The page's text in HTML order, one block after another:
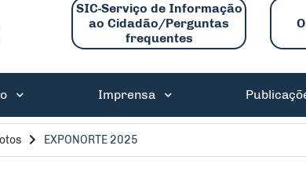
SIC-Serviço de Informação
ao Cidadão/Perguntas
frequentes
Imprensa
EXPONORTE 2025